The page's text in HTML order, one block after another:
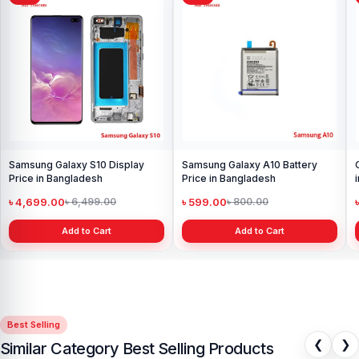
Samsung Galaxy S10 Display
Price in Bangladesh
৳ 4,699.00৳ 6,499.00
Add to Cart
Samsung Galaxy A10 Battery
Price in Bangladesh
৳ 599.00৳ 800.00
Add to Cart
Best Selling
Similar Category Best Selling Products ❮ ❯